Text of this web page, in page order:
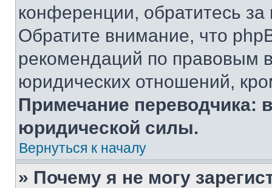
конференции, обратитесь
Обратите внимание, что
рекомендаций по правовым
юридических отношений,
Примечание переводчика:
юридической силы.
Вернуться к началу
» Почему я не могу